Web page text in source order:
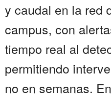
y caudal en la red
campus, con
tiempo real al
permitiendo
no en semanas.